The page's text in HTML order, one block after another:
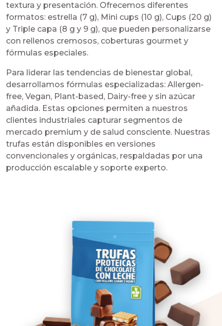
textura y presentación. Ofrecemos diferentes
formatos: estrella (7 g), Mini cups (10 g), Cups (20 g)
y Triple capa (8 g y 9 g), que pueden personalizarse
con rellenos cremosos, coberturas gourmet y
fórmulas especiales.
Para liderar las tendencias de bienestar global,
desarrollamos fórmulas especializadas: Allergen-
free, Vegan, Plant-based, Dairy-free y sin azúcar
añadida. Estas opciones permiten a nuestros
clientes industriales capturar segmentos de
mercado premium y de salud consciente. Nuestras
trufas están disponibles en versiones
convencionales y orgánicas, respaldadas por una
producción escalable y soporte experto.